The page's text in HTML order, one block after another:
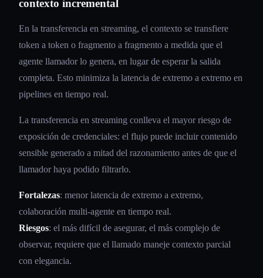
contexto incremental
En la transferencia en streaming, el contexto se transfiere
token a token o fragmento a fragmento a medida que el
agente llamador lo genera, en lugar de esperar la salida
completa. Esto minimiza la latencia de extremo a extremo en
pipelines en tiempo real.
La transferencia en streaming conlleva el mayor riesgo de
exposición de credenciales: el flujo puede incluir contenido
sensible generado a mitad del razonamiento antes de que el
llamador haya podido filtrarlo.
Fortalezas: menor latencia de extremo a extremo,
colaboración multi-agente en tiempo real.
Riesgos: el más difícil de asegurar, el más complejo de
observar, requiere que el llamado maneje contexto parcial
con elegancia.